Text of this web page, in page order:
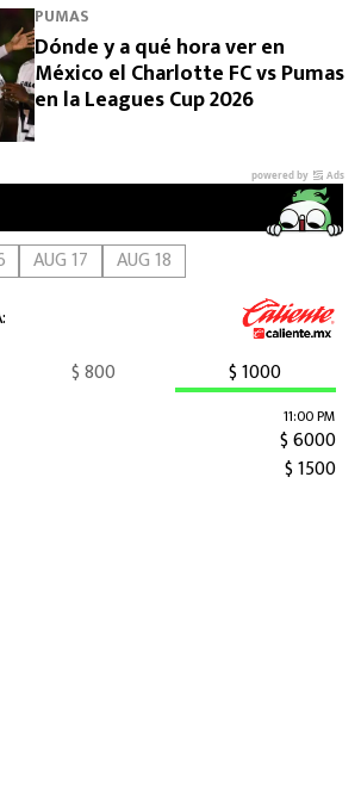
PUMAS
Dónde y a qué hora ver en
México el Charlotte FC vs Pumas
en la Leagues Cup 2026